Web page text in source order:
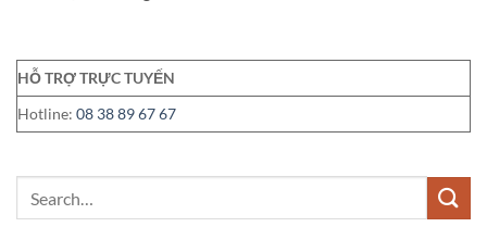
HỖ TRỢ TRỰC TUYẾN
Hotline: 08 38 89 67 67